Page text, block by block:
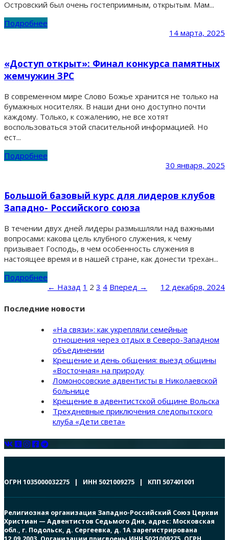
Островский был очень гостеприимным, открытым. Мам...
Подробнее
14 марта, 2025
«Доступ открыт»: Финал конкурса памятных
жемчужин ЗРС
В современном мире Слово Божье хранится не только на
бумажных носителях. В наши дни оно доступно почти
каждому. Только, к сожалению, не все хотят
воспользоваться этой спасительной информацией. Но
ест...
Подробнее
30 января, 2025
Большой базовый курс для лидеров клубов
Западно- Российского союза
В течении двух дней лидеры размышляли над важными
вопросами: какова цель клубного служения, к чему
призывает Господь, в чем особенность служения в
настоящее время и в нашей стране, как донести трехан...
Подробнее
12 декабря, 2024
← Назад 1 2 3 4 Вперед →
Последние новости
«На связи»: как укрепляли семейные
отношения через отдых в Северо-Западном
объединении
Крещение и день общения: выезд общины
«Восточная» на природу
Ломоносовские адвентисты в Николаевской
больнице
Крещение в адвентистской общине Вольска
Трехдневные приключения следопытского
клуба «Дети света»
ОГРН 1035000032275 | ИНН 5021009275 | КПП 507401001
Религиозная организация Западно-Российский Союз Церкви
Христиан — Адвентистов Седьмого Дня, адрес: Московская
обл., г. Подольск, д. Сергеевка, д. 1А зарегистрирована